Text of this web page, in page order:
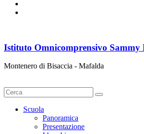
Istituto Omnicomprensivo Sammy
Montenero di Bisaccia - Mafalda
Scuola
Panoramica
Presentazione